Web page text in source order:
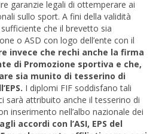
garanzie legali di ottemperare ai
sullo sport. A fini della validità
che il brevetto sia
o ASD con logo dell’ente con il
invece che rechi anche la firma
di Promozione sportiva e che,
sia munito di tesserino di
I diplomi FIF soddisfano tali
sarà attribuito anche il tesserino di
inserimento nell’albo nazionale dei
accordi con l’ASI, EPS del